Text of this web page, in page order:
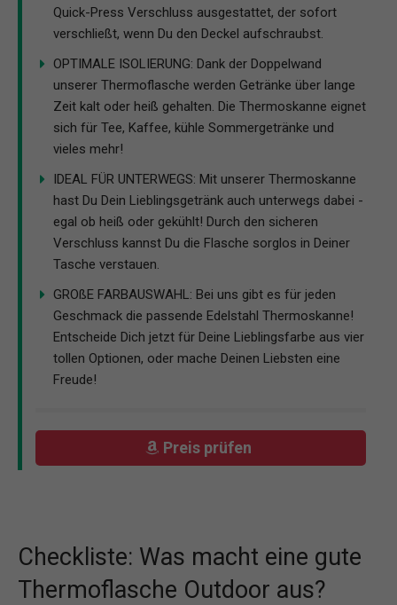
Quick-Press Verschluss ausgestattet, der sofort
verschließt, wenn Du den Deckel aufschraubst.
OPTIMALE ISOLIERUNG: Dank der Doppelwand
unserer Thermoflasche werden Getränke über lange
Zeit kalt oder heiß gehalten. Die Thermoskanne eignet
sich für Tee, Kaffee, kühle Sommergetränke und
vieles mehr!
IDEAL FÜR UNTERWEGS: Mit unserer Thermoskanne
hast Du Dein Lieblingsgetränk auch unterwegs dabei -
egal ob heiß oder gekühlt! Durch den sicheren
Verschluss kannst Du die Flasche sorglos in Deiner
Tasche verstauen.
GROßE FARBAUSWAHL: Bei uns gibt es für jeden
Geschmack die passende Edelstahl Thermoskanne!
Entscheide Dich jetzt für Deine Lieblingsfarbe aus vier
tollen Optionen, oder mache Deinen Liebsten eine
Freude!
Preis prüfen
Checkliste: Was macht eine gute
Thermoflasche Outdoor aus?